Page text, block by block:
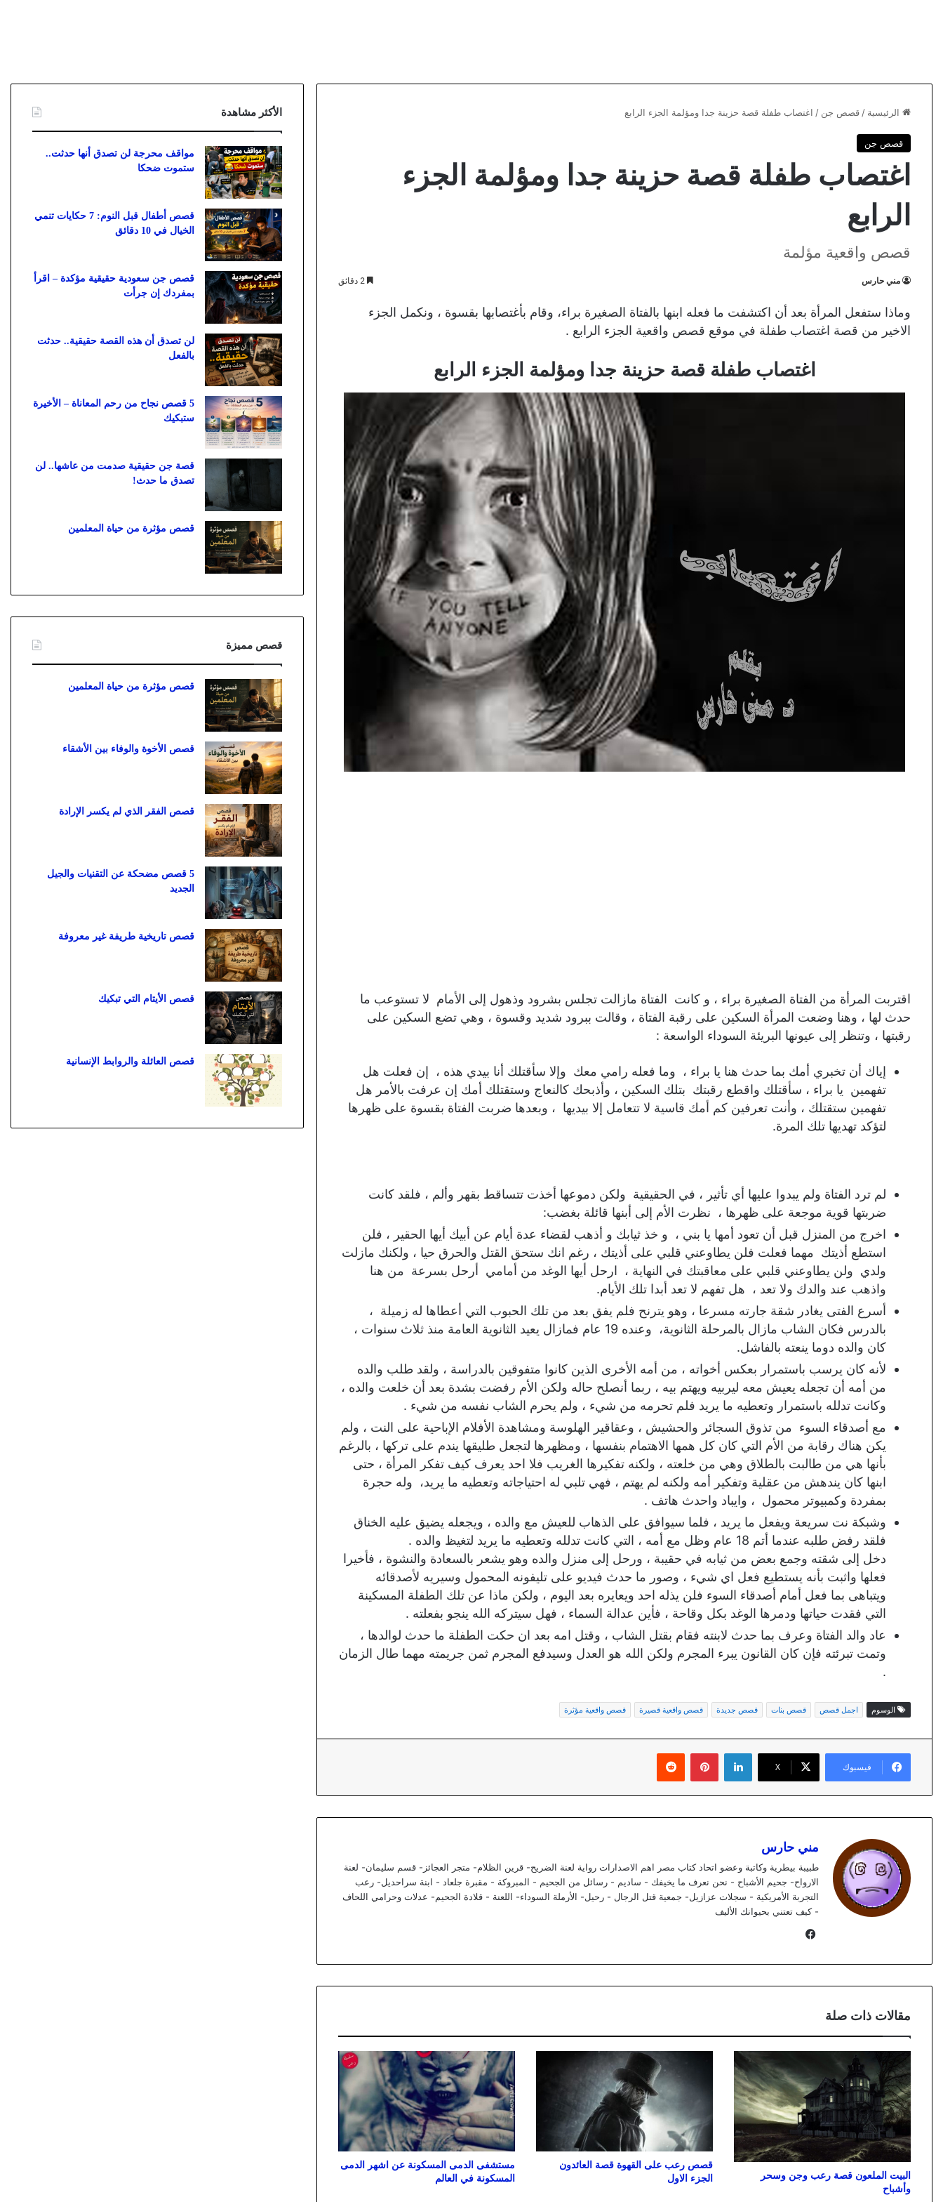
الرئيسية / قصص جن / اغتصاب طفلة قصة حزينة جدا ومؤلمة الجزء الرابع
قصص جن
اغتصاب طفلة قصة حزينة جدا ومؤلمة الجزء
الرابع
قصص واقعية مؤلمة
مني حارس
وماذا ستفعل المرأة بعد أن اكتشفت ما فعله ابنها بالفتاة الصغيرة براء، وقام بأغتصابها بقسوة ، ونكمل الجزء
الاخير من قصة اغتصاب طفلة في موقع قصص واقعية الجزء الرابع .
اغتصاب طفلة قصة حزينة جدا ومؤلمة الجزء الرابع
اقتربت المرأة من الفتاة الصغيرة براء ، و كانت الفتاة مازالت تجلس بشرود وذهول إلى الأمام لا تستوعب ما
حدث لها ، وهنا وضعت المرأة السكين على رقبة الفتاة ، وقالت ببرود شديد وقسوة ، وهي تضع السكين على
رقبتها ، وتنظر إلى عيونها البريئة السوداء الواسعة :
إياك أن تخبري أمك بما حدث هنا يا براء ، وما فعله رامي معك وإلا سأقتلك أنا بيدي هذه ، إن فعلت هل
تفهمين يا براء ، سأقتلك واقطع رقبتك بتلك السكين ، وأذبحك كالنعاج وستقتلك أمك إن عرفت بالأمر هل
تفهمين ستقتلك ، وأنت تعرفين كم أمك قاسية لا تتعامل إلا بيديها ، وبعدها ضربت الفتاة بقسوة على ظهرها
لتؤكد تهديها تلك المرة.
لم ترد الفتاة ولم يبدوا عليها أي تأثير ، في الحقيقية ولكن دموعها أخذت تتساقط بقهر وألم ، فلقد كانت
ضربتها قوية موجعة على ظهرها ، نظرت الأم إلى أبنها قائلة بغضب:
اخرج من المنزل قبل أن تعود أمها يا بني ، و خذ ثيابك و أذهب لقضاء عدة أيام عن أبيك أيها الحقير ، فلن
استطع أذيتك مهما فعلت فلن يطاوعني قلبي على أذيتك ، رغم انك ستحق القتل والحرق حيا ، ولكنك مازلت
ولدي ولن يطاوعني قلبي على معاقبتك في النهاية ، ارحل أيها الوغد من أمامي أرحل بسرعة من هنا
واذهب عند والدك ولا تعد ، هل تفهم لا تعد أبدا تلك الأيام.
أسرع الفتى يغادر شقة جارته مسرعا ، وهو يترنح فلم يفق بعد من تلك الحبوب التي أعطاها له زميلة ،
بالدرس فكان الشاب مازال بالمرحلة الثانوية، وعنده 19 عام فمازال يعيد الثانوية العامة منذ ثلاث سنوات ،
كان والده دوما ينعته بالفاشل.
لأنه كان يرسب باستمرار بعكس أخواته ، من أمه الأخرى الذين كانوا متفوقين بالدراسة ، ولقد طلب والده
من أمه أن تجعله يعيش معه ليربيه ويهتم بيه ، ربما أنصلح حاله ولكن الأم رفضت بشدة بعد أن خلعت والده ،
وكانت تدلله باستمرار وتعطيه ما يريد فلم تحرمه من شيء ، ولم يحرم الشاب نفسه من شيء .
مع أصدقاء السوء من تذوق السجائر والحشيش ، وعقاقير الهلوسة ومشاهدة الأفلام الإباحية على النت ، ولم
يكن هناك رقابة من الأم التي كان كل همها الاهتمام بنفسها ، ومظهرها لتجعل طليقها يندم على تركها ، بالرغم
بأنها هي من طالبت بالطلاق وهي من خلعته ، ولكنه تفكيرها الغريب فلا احد يعرف كيف تفكر المرأة ، حتى
ابنها كان يندهش من عقلية وتفكير أمه ولكنه لم يهتم ، فهي تلبي له احتياجاته وتعطيه ما يريد، وله حجرة
بمفردة وكمبيوتر محمول ، وايباد واحدث هاتف .
وشبكة نت سريعة ويفعل ما يريد ، فلما سيوافق على الذهاب للعيش مع والده ، ويجعله يضيق عليه الخناق
فلقد رفض طلبه عندما أتم 18 عام وظل مع أمه ، التي كانت تدلله وتعطيه ما يريد لتغيظ والده .
دخل إلى شقته وجمع بعض من ثيابه في حقيبة ، ورحل إلى منزل والده وهو يشعر بالسعادة والنشوة ، فأخيرا
فعلها واثبت بأنه يستطيع فعل اي شيء ، وصور ما حدث فيديو على تليفونه المحمول وسيريه لأصدقائه
ويتباهى بما فعل أمام أصدقاء السوء فلن يذله احد ويعايره بعد اليوم ، ولكن ماذا عن تلك الطفلة المسكينة
التي فقدت حياتها ودمرها الوغد بكل وقاحة ، فأين عدالة السماء ، فهل سيتركه الله ينجو بفعلته .
عاد والد الفتاة وعرف بما حدث لابنته فقام بقتل الشاب ، وقتل امه بعد ان حكت الطفلة ما حدث لوالدها ،
وتمت تبرئته فإن كان القانون يبرء المجرم ولكن الله هو العدل وسيدفع المجرم ثمن جريمته مهما طال الزمان
.
الوسوم اجمل قصص قصص بنات قصص جديدة قصص واقعية قصيرة قصص واقعية مؤثرة
فيسبوك X
لينكدإن بينتيريست
مني حارس
طبيبة بيطرية وكاتبة وعضو اتحاد كتاب مصر اهم الاصدارات رواية لعنة الضريح- قرين الظلام- متجر العجائز- قسم سليمان- لعنة
الارواح- جحيم الأشباح - نحن نعرف ما يخيفك - ساديم - رسائل من الجحيم - المبروكة - مقبرة جلعاد - ابنة سراحديل- رعب
التجربة الأمريكية - سجلات عزازيل- جمعية قتل الرجال - رحيل- الأرملة السوداء- اللعنة - قلادة الجحيم- عدلات وحرامي اللحاف
- كيف تعتني بحيوانك الأليف
مقالات ذات صلة
البيت الملعون قصة رعب وجن وسحر
وأشباح
قصص رعب على القهوة قصة العائدون
الجزء الاول
مستشفى الدمى المسكونة عن اشهر الدمى
المسكونة في العالم
الأكثر مشاهدة
مواقف محرجة لن تصدق أنها حدثت..
ستموت ضحكا
قصص أطفال قبل النوم: 7 حكايات تنمي
الخيال في 10 دقائق
قصص جن سعودية حقيقية مؤكدة – اقرأ
بمفردك إن جرأت
لن تصدق أن هذه القصة حقيقية.. حدثت
بالفعل
5 قصص نجاح من رحم المعاناة – الأخيرة
ستبكيك
قصة جن حقيقية صدمت من عاشها.. لن
تصدق ما حدث!
قصص مؤثرة من حياة المعلمين
قصص مميزة
قصص مؤثرة من حياة المعلمين
قصص الأخوة والوفاء بين الأشقاء
قصص الفقر الذي لم يكسر الإرادة
5 قصص مضحكة عن التقنيات والجيل
الجديد
قصص تاريخية طريفة غير معروفة
قصص الأيتام التي تبكيك
قصص العائلة والروابط الإنسانية